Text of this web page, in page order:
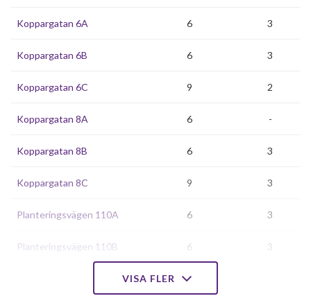
Koppargatan 6A 6 3
Koppargatan 6B 6 3
Koppargatan 6C 9 2
Koppargatan 8A 6 -
Koppargatan 8B 6 3
Koppargatan 8C 9 3
Planteringsvägen 110A 6 3
Planteringsvägen 110B 6 3
9
VISA FLER